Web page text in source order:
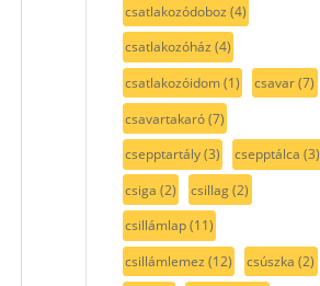
csatlakozódoboz (4)
csatlakozóház (4)
csatlakozóidom(1) csavar(7)
csavartakaró(7)
csepptartály(3) csepptálca (3)
csiga (2) csillag(2)
csillámlap(11)
csillámlemez (12) csúszka (2)